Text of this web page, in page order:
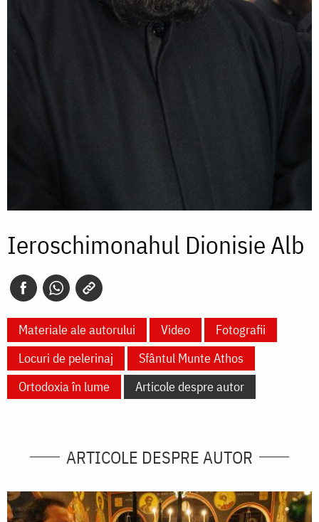
Ieroschimonahul Dionisie Alb
Materiale ale autorului Video
Fotografii
Locuri de pelerinaj
Sfântul Munte Athos
Ortodoxia în lume
Articole despre autor
ARTICOLE DESPRE AUTOR